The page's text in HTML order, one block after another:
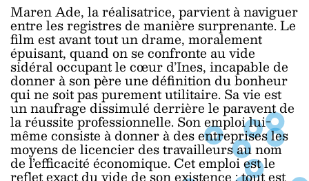
Maren Ade, la réalisatrice, parvient à naviguer
entre les registres de manière surprenante. Le
film est avant tout un drame, moralement
épuisant, quand on se confronte au vide
sidéral occupant le cœur d’Ines, incapable de
donner à son père une définition du bonheur
qui ne soit pas purement utilitaire. Sa vie est
un naufrage dissimulé derrière le paravent de
la réussite professionnelle. Son emploi lui-
même consiste à donner à des entreprises les
moyens de licencier des travailleurs au nom
de l’efficacité économique. Cet emploi est le